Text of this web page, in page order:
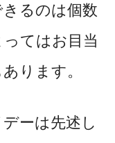
るのは個数
てはお目当
ります。
ーは先述し